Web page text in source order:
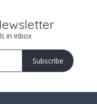
in inbox
Subscribe